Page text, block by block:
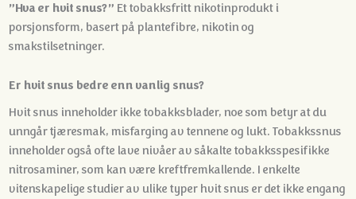
”Hva er hvit snus?” Et tobakksfritt nikotinprodukt i
porsjonsform, basert på plantefibre, nikotin og
smakstilsetninger.
Er hvit snus bedre enn vanlig snus?
Hvit snus inneholder ikke tobakksblader, noe som betyr at du
unngår tjæresmak, misfarging av tennene og lukt. Tobakkssnus
inneholder også ofte lave nivåer av såkalte tobakksspesifikke
nitrosaminer, som kan være kreftfremkallende. I enkelte
vitenskapelige studier av ulike typer hvit snus er det ikke engang